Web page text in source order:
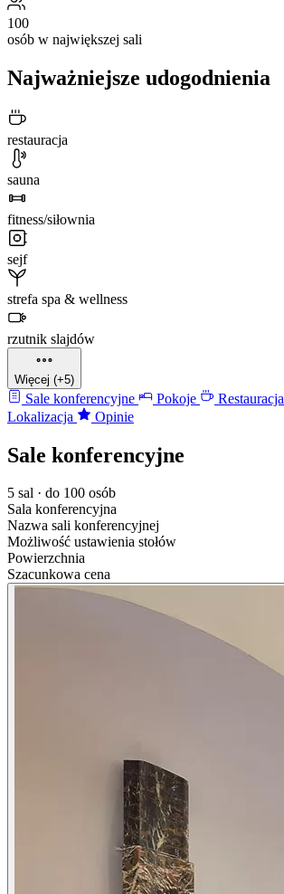
100
osób w największej sali
Najważniejsze udogodnienia
restauracja
sauna
fitness/siłownia
sejf
strefa spa & wellness
rzutnik slajdów
Więcej (+5)
Sale konferencyjne Pokoje Restauracja
Lokalizacja
Opinie
Sale konferencyjne
5 sal · do 100 osób
Sala konferencyjna
Nazwa sali konferencyjnej
Możliwość ustawienia stołów
Powierzchnia
Szacunkowa cena